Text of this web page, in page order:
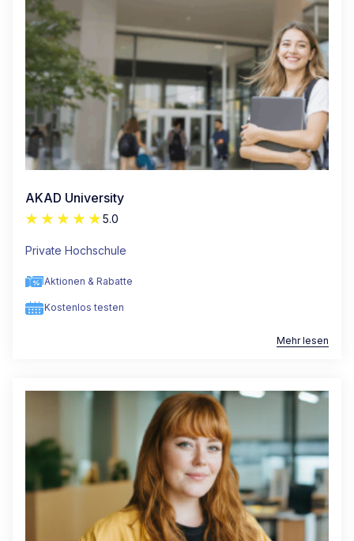
AKAD University
5.0
Private Hochschule
Aktionen & Rabatte
Kostenlos testen
Mehr lesen